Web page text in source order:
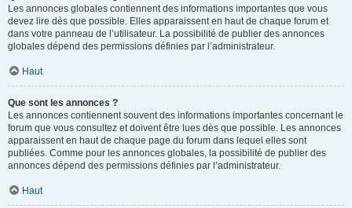
Les annonces globales contiennent des informations importantes que vous
devez lire dès que possible. Elles apparaissent en haut de chaque forum et
dans votre panneau de l’utilisateur. La possibilité de publier des annonces
globales dépend des permissions définies par l’administrateur.
Haut
Que sont les annonces ?
Les annonces contiennent souvent des informations importantes concernant le
forum que vous consultez et doivent être lues dès que possible. Les annonces
apparaissent en haut de chaque page du forum dans lequel elles sont
publiées. Comme pour les annonces globales, la possibilité de publier des
annonces dépend des permissions définies par l’administrateur.
Haut